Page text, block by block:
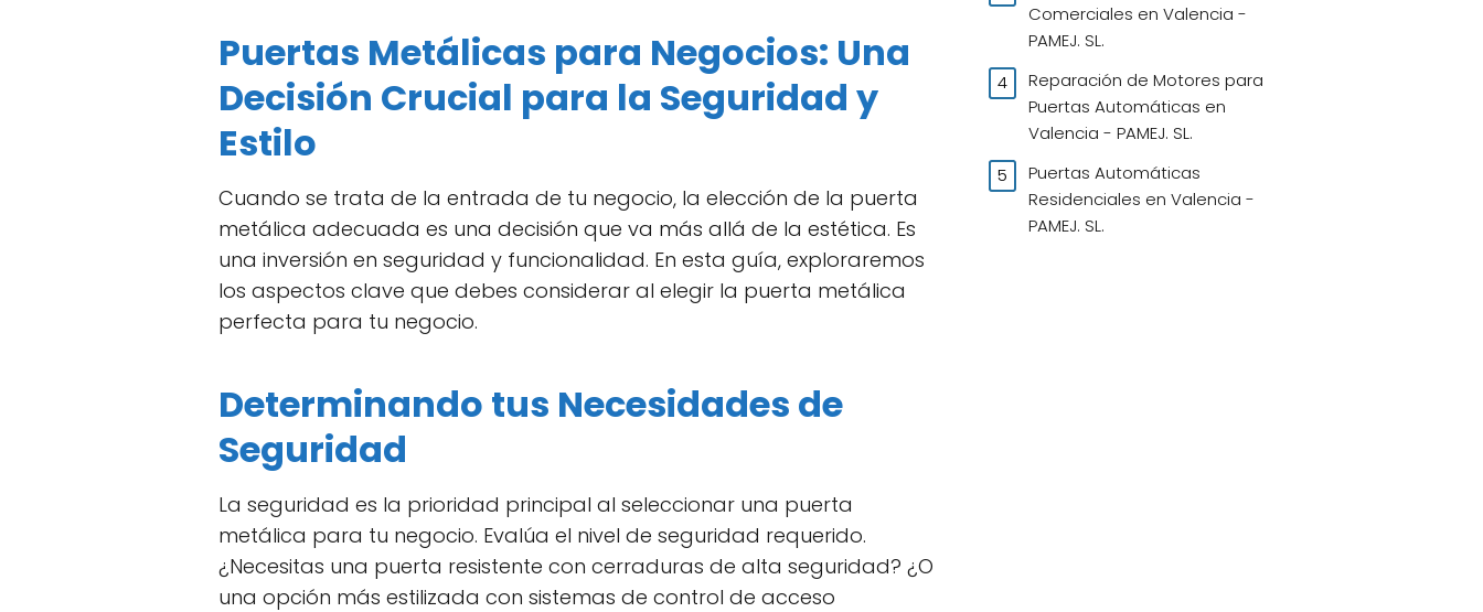
Puertas Metálicas para Negocios: Una
Decisión Crucial para la Seguridad y
Estilo
Cuando se trata de la entrada de tu negocio, la elección de la puerta
metálica adecuada es una decisión que va más allá de la estética. Es
una inversión en seguridad y funcionalidad. En esta guía, exploraremos
los aspectos clave que debes considerar al elegir la puerta metálica
perfecta para tu negocio.
Determinando tus Necesidades de
Seguridad
La seguridad es la prioridad principal al seleccionar una puerta
metálica para tu negocio. Evalúa el nivel de seguridad requerido.
¿Necesitas una puerta resistente con cerraduras de alta seguridad? ¿O
una opción más estilizada con sistemas de control de acceso
Comerciales en Valencia -
PAMEJ. SL.
Reparación de Motores para
Puertas Automáticas en
Valencia - PAMEJ. SL.
Puertas Automáticas
Residenciales en Valencia -
PAMEJ. SL.